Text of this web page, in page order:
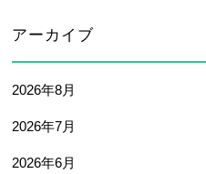
アーカイブ
2026年8月
2026年7月
2026年6月